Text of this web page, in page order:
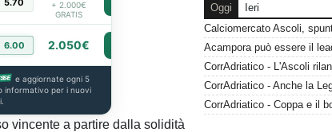
5.70
+ 2.000€
GRATIS
6.00 2.050€
e aggiornate ogni 5
informativo per i nuovi
vincente a partire dalla solidità
Oggi
Ieri